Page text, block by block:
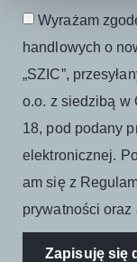
Wyrażam
handlowych o
„SZIC”,
o.o. z siedzibą w
18, pod podany
elektronicznej.
am się z
prywatności
Zapisuję się